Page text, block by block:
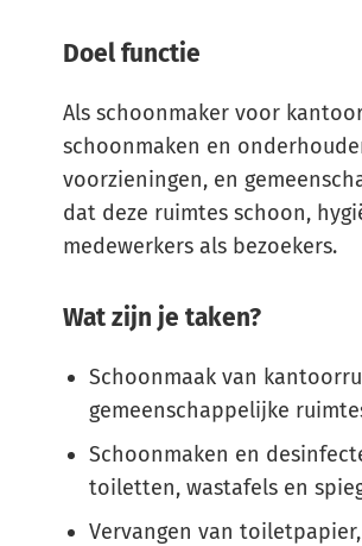
Doel functie
Als schoonmaker voor
schoonmaken en
voorzieningen, en
dat deze ruimtes schoon,
medewerkers als bezoekers.
Wat zijn je taken?
Schoonmaak van
gemeenschappelijke
Schoonmaken en
toiletten, wastafels en
Vervangen van